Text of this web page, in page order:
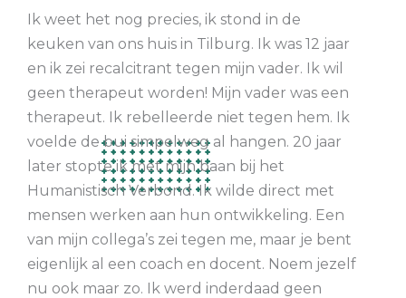
Ik weet het nog precies, ik stond in de
keuken van ons huis in Tilburg. Ik was 12 jaar
en ik zei recalcitrant tegen mijn vader. Ik wil
geen therapeut worden! Mijn vader was een
therapeut. Ik rebelleerde niet tegen hem. Ik
voelde de bui simpelweg al hangen. 20 jaar
later stopte ik met mijn baan bij het
Humanistisch Verbond. Ik wilde direct met
mensen werken aan hun ontwikkeling. Een
van mijn collega’s zei tegen me, maar je bent
eigenlijk al een coach en docent. Noem jezelf
nu ook maar zo. Ik werd inderdaad geen